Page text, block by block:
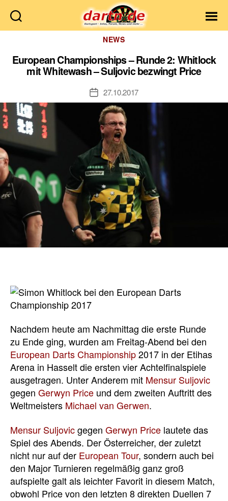
Dartn.de
Kategorien
NEWS
European Championships – Runde 2: Whitlock
mit Whitewash – Suljovic bezwingt Price
Veröffentlichungsdatum
27.10.2017
Nachdem heute am Nachmittag die erste Runde
zu Ende ging, wurden am Freitag-Abend bei den
European Darts Championship2017 in der Etihas
Arena in Hasselt die ersten vier Achtelfinalspiele
ausgetragen. Unter Anderem mit Mensur Suljovic
gegen Gerwyn Price und dem zweiten Auftritt des
Weltmeisters Michael van Gerwen.
Mensur Suljovicgegen Gerwyn Price lautete das
Spiel des Abends. Der Österreicher, der zuletzt
nicht nur auf der European Tour, sondern auch bei
den Major Turnieren regelmäßig ganz groß
aufspielte galt als leichter Favorit in diesem Match,
obwohl Price von den letzten 8 direkten Duellen 7